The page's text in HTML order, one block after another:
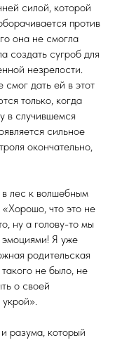
силой, которой
против
она не смогла
создать сугроб для
незрелости.
смог дать ей в этот
только, когда
в случившемся
сильное
окончательно,
в лес к волшебным
«Хорошо, что это не
ну а голову-то мы
эмоциями! Я уже
родительская
не было, не
о своей
укрой».
разума, который